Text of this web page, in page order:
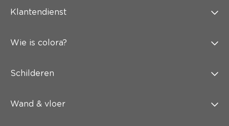
Klantendienst
Wie is colora?
Schilderen
Wand & vloer